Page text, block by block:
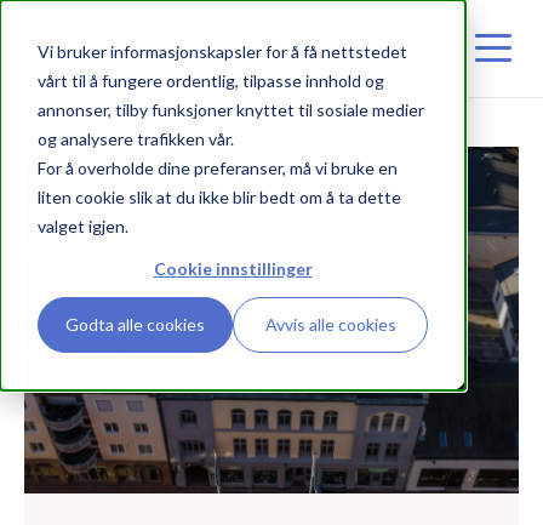
Vi bruker informasjonskapsler for å få nettstedet
vårt til å fungere ordentlig, tilpasse innhold og
annonser, tilby funksjoner knyttet til sosiale medier
og analysere trafikken vår.
For å overholde dine preferanser, må vi bruke en
liten cookie slik at du ikke blir bedt om å ta dette
valget igjen.
Cookie innstillinger
Godta alle cookies Avvis alle cookies
KUNDEHISTORIER